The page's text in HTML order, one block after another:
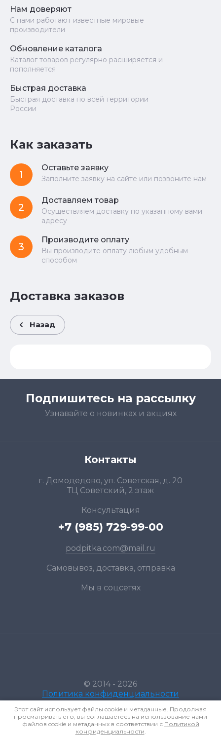
Нам доверяют
С нами работают известные мировые
производители
Обновление каталога
Каталог товаров регулярно расширяется и
пополняется
Быстрая доставка
Быстрая доставка по всей территории
России
Как заказать
1
Оставьте заявку
Заполните заявку на сайте или позвоните нам
2
Доставляем товар
Осуществляем доставку по указанному вами
адресу
3
Производите оплату
Вы производите оплату любым удобным
способом
Доставка заказов
Назад
Подпишитесь на рассылку
Узнавайте о новинках и акциях
Контакты
г. Домодедово, ул. Советская, д. 20
ТЦ Советский, 2 этаж
Консультация
+7 (985) 729-99-00
podpitka.com@mail.ru
Самовывоз, доставка, отправка
Мы в соцсетях
© 2014 - 2026
Политика конфиденциальности
Этот сайт использует файлы cookie и метаданные. Продолжая
просматривать его, вы соглашаетесь на использование нами
файлов cookie и метаданных в соответствии с Политикой
конфиденциальности.